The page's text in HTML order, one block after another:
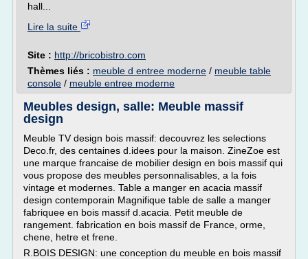
hall...
Lire la suite
Site : http://bricobistro.com
Thèmes liés : meuble d entree moderne / meuble table
console / meuble entree moderne
Meubles design, salle: Meuble massif
design
Meuble TV design bois massif: decouvrez les selections
Deco.fr, des centaines d.idees pour la maison. ZineZoe est
une marque francaise de mobilier design en bois massif qui
vous propose des meubles personnalisables, a la fois
vintage et modernes. Table a manger en acacia massif
design contemporain Magnifique table de salle a manger
fabriquee en bois massif d.acacia. Petit meuble de
rangement. fabrication en bois massif de France, orme,
chene, hetre et frene.
R.BOIS DESIGN: une conception du meuble en bois massif